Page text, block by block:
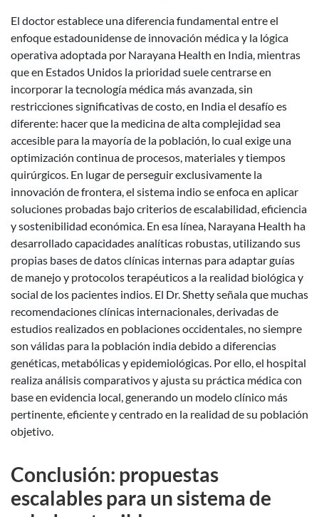
El doctor establece una diferencia fundamental entre el
enfoque estadounidense de innovación médica y la lógica
operativa adoptada por Narayana Health en India, mientras
que en Estados Unidos la prioridad suele centrarse en
incorporar la tecnología médica más avanzada, sin
restricciones significativas de costo, en India el desafío es
diferente: hacer que la medicina de alta complejidad sea
accesible para la mayoría de la población, lo cual exige una
optimización continua de procesos, materiales y tiempos
quirúrgicos. En lugar de perseguir exclusivamente la
innovación de frontera, el sistema indio se enfoca en aplicar
soluciones probadas bajo criterios de escalabilidad, eficiencia
y sostenibilidad económica. En esa línea, Narayana Health ha
desarrollado capacidades analíticas robustas, utilizando sus
propias bases de datos clínicas internas para adaptar guías
de manejo y protocolos terapéuticos a la realidad biológica y
social de los pacientes indios. El Dr. Shetty señala que muchas
recomendaciones clínicas internacionales, derivadas de
estudios realizados en poblaciones occidentales, no siempre
son válidas para la población india debido a diferencias
genéticas, metabólicas y epidemiológicas. Por ello, el hospital
realiza análisis comparativos y ajusta su práctica médica con
base en evidencia local, generando un modelo clínico más
pertinente, eficiente y centrado en la realidad de su población
objetivo.
Conclusión: propuestas
escalables para un sistema de